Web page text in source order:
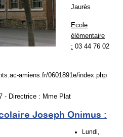
Jaurès
Ecole
élémentaire
: 03 44 76 02
amiens.fr/0601891e/index.php
- Directrice : Mme Plat
Joseph Onimus :
Lundi,